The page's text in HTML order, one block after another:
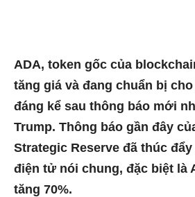
ADA, token gốc của
tăng giá và đang chuẩn bị
đáng kể sau thông báo mới
Trump. Thông báo gần đây
Strategic Reserve đã thúc
điện tử nói chung, đặc biệt là
tăng 70%.